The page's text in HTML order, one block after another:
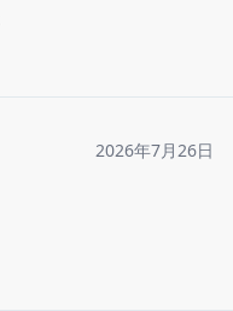
2026年7月26日